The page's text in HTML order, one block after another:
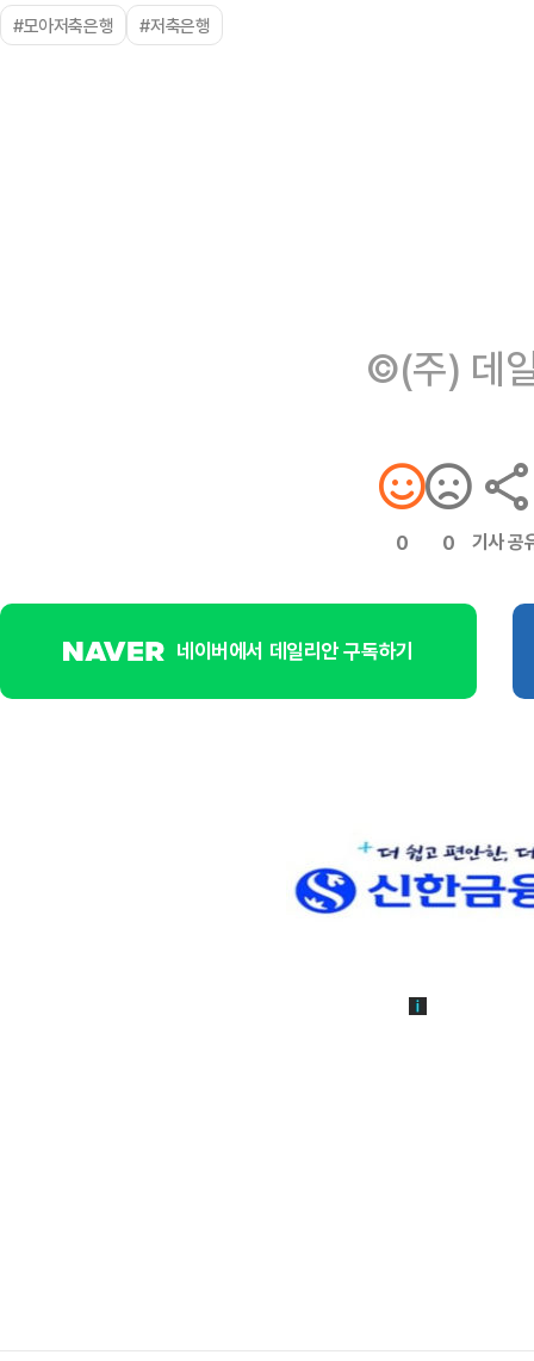
#모아저축은행 #저축은행
©(주) 데
0 0 기사 공
네이버에서 데일리안 구독하기